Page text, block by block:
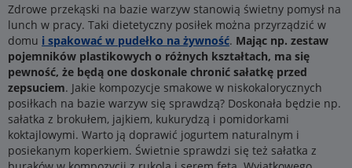
Zdrowe przekąski na bazie warzyw stanowią świetny pomysł na
lunch w pracy. Taki dietetyczny posiłek można przyrządzić w
domu i spakować w pudełko na żywność. Mając np. zestaw
pojemników plastikowych o różnych kształtach, ma się
pewność, że będą one doskonale chronić sałatkę przed
zepsuciem. Jakie kompozycje smakowe w niskokalorycznych
posiłkach na bazie warzyw się sprawdzą? Doskonała będzie np.
sałatka z brokułem, jajkiem, kukurydzą i pomidorkami
koktajlowymi. Warto ją doprawić jogurtem naturalnym i
posiekanym koperkiem. Świetnie sprawdzi się też sałatka z